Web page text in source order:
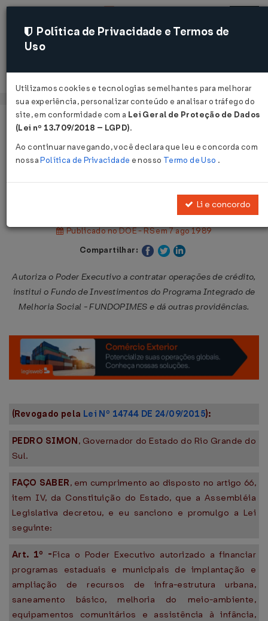
Acessar
Página Inicial
Legislações
Lei Nº 8899 DE 04/08/1989
Publicado no DOE - RS em 7 ago 1989
Compartilhar:
Autoriza o Poder Executivo a contratar operações de crédito,
institui o Fundo de Investimentos do Programa Integrado de
Melhoria Social - FUNDOPIMES e dá outras providências.
(Revogado pela Lei Nº 14744 DE 24/09/2015):
PEDRO SIMON, Governador do Estado do Rio Grande do
Sul.
FAÇO SABER, em cumprimento ao disposto no artigo 66,
item IV, da Constituição do Estado, que a Assembléia
Legislativa decretou, e eu sanciono e promulgo a Lei
seguinte:
Art. 1º -Fica o Poder Executivo autorizado a financiar
programas estaduais e municipais de implantação e
ampliação de recursos de infra-estrutura urbana,
saneamento básico, melhoria do meio-ambiente,
equipamentos comunitários e assistência à infância,
Política de Privacidade e Termos de
Uso
Utilizamos cookies e tecnologias semelhantes para melhorar
sua experiência, personalizar conteúdo e analisar o tráfego do
site, em conformidade com a Lei Geral de Proteção de Dados
(Lei nº 13.709/2018 – LGPD).
Ao continuar navegando, você declara que leu e concorda com
nossaPolítica de Privacidade e nosso Termo de Uso .
Li e concordo